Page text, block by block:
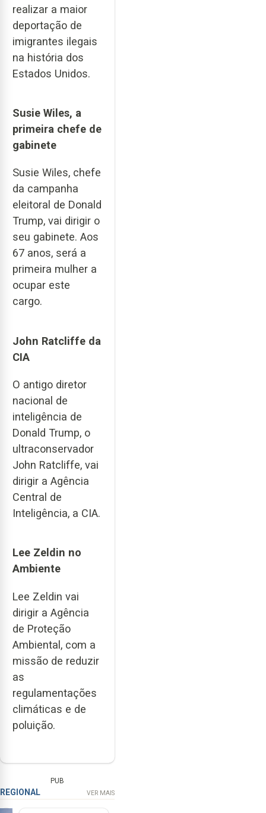
realizar a maior
deportação de
imigrantes ilegais
na história dos
Estados Unidos.
Susie Wiles, a
primeira chefe de
gabinete
Susie Wiles, chefe
da campanha
eleitoral de Donald
Trump, vai dirigir o
seu gabinete. Aos
67 anos, será a
primeira mulher a
ocupar este
cargo.
John Ratcliffe da
CIA
O antigo diretor
nacional de
inteligência de
Donald Trump, o
ultraconservador
John Ratcliffe, vai
dirigir a Agência
Central de
Inteligência, a CIA.
Lee Zeldin no
Ambiente
Lee Zeldin vai
dirigir a Agência
de Proteção
Ambiental, com a
missão de reduzir
as
regulamentações
climáticas e de
poluição.
PUB
REGIONAL VER MAIS